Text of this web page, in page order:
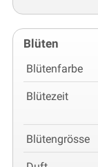
Blüten
Blütenfarbe
Blütezeit
Blütengrösse